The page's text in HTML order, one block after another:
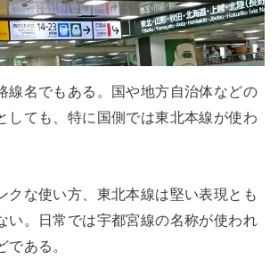
線名でもある。国や地方自治体などの
しても、特に国側では東北本線が使わ
クな使い方、東北本線は堅い表現とも
い。日常では宇都宮線の名称が使われ
である。